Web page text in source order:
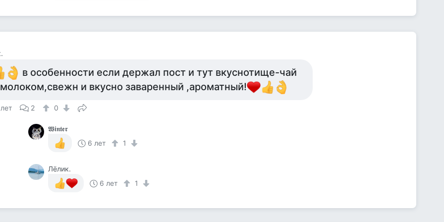
в особенности если держал пост и тут вкуснотище-чай
и вкусно заваренный ,ароматный!
2 0
𝖂𝖎𝖓𝖙𝖊𝖗
6 лет
1
Лёлик.
6 лет
1